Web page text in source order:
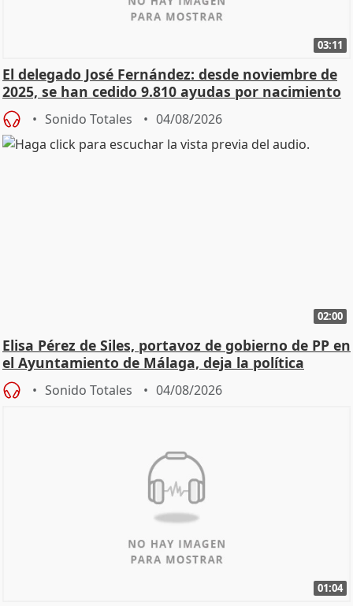
03:11
El delegado José Fernández: desde noviembre de
2025, se han cedido 9.810 ayudas por nacimiento
Sonido Totales 04/08/2026
02:00
Elisa Pérez de Siles, portavoz de gobierno de PP en
el Ayuntamiento de Málaga, deja la política
Sonido Totales 04/08/2026
01:04